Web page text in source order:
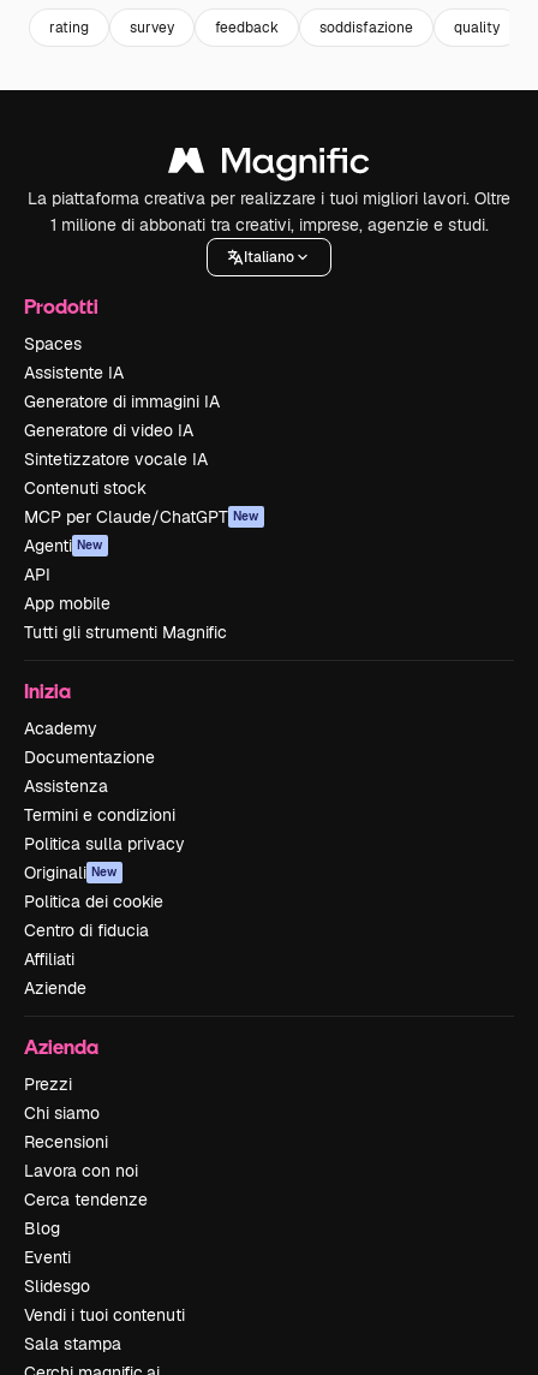
rating survey feedback soddisfazione quality
La piattaforma creativa per realizzare i tuoi migliori lavori. Oltre
1 milione di abbonati tra creativi, imprese, agenzie e studi.
Italiano
Prodotti
Spaces
Assistente IA
Generatore di immagini IA
Generatore di video IA
Sintetizzatore vocale IA
Contenuti stock
MCP per Claude/ChatGPT New
Agenti New
API
App mobile
Tutti gli strumenti Magnific
Inizia
Academy
Documentazione
Assistenza
Termini e condizioni
Politica sulla privacy
Originali New
Politica dei cookie
Centro di fiducia
Affiliati
Aziende
Azienda
Prezzi
Chi siamo
Recensioni
Lavora con noi
Cerca tendenze
Blog
Eventi
Slidesgo
Vendi i tuoi contenuti
Sala stampa